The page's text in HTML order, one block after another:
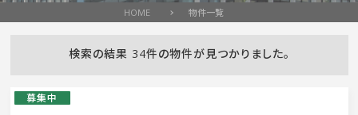
HOME 物件一覧
検索の結果 34件の物件が見つかりました。
募集中